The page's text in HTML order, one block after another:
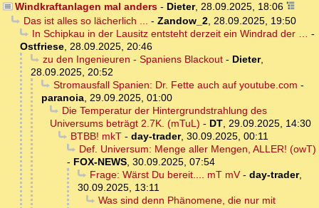
Windkraftanlagen mal anders- Dieter, 28.09.2025, 18:06
Das ist alles so lächerlich ... - Zandow_2, 28.09.2025, 19:50
In Schipkau in der Lausitz entsteht derzeit ein Windrad der … -
Ostfriese, 28.09.2025, 20:46
zu den Ingenieuren - Spaniens Blackout- Dieter,
28.09.2025, 20:52
Stromausfall Spanien: Dr. Fette auch auf youtube.com -
paranoia, 29.09.2025, 01:00
Die Temperatur der Hintergrundstrahlung des
Universums beträgt 2.7K. (mTuL) - DT, 29.09.2025, 14:30
BTBB! mkT- day-trader, 30.09.2025, 00:11
Def. Universum: Menge aller Mengen, ALLER! (owT)
- FOX-NEWS, 30.09.2025, 07:54
Frage: Wärst Du bereit.... mT mV- day-trader,
30.09.2025, 13:11
Was sind denn Phänomene, die nur mit